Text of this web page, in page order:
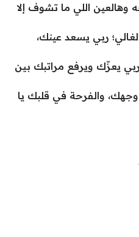
وهالعين اللي ما تشوف إلا
ربي يسعد عينك،
يعزّك ويرفع مراتبك بين
والفرحة في قلبك يا